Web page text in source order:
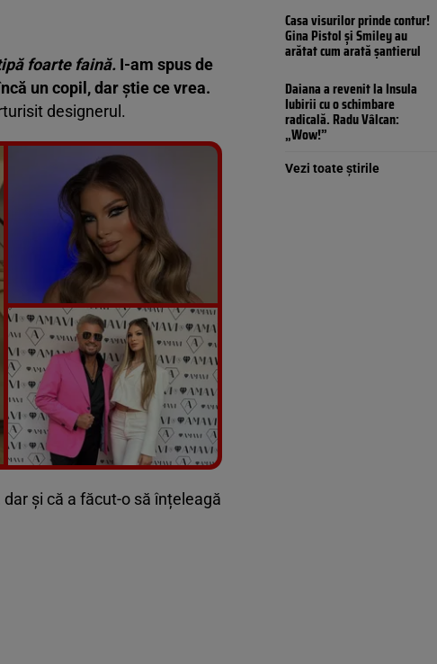
foarte faină. I-am spus de
un copil, dar știe ce vrea.
designerul.
Vezi galeria foto
14 poze
și că a făcut-o să înțeleagă
Casa visurilor prinde contur!
Gina Pistol și Smiley au
arătat cum arată șantierul
Daiana a revenit la Insula
Iubirii cu o schimbare
radicală. Radu Vâlcan:
„Wow!”
Vezi toate știrile